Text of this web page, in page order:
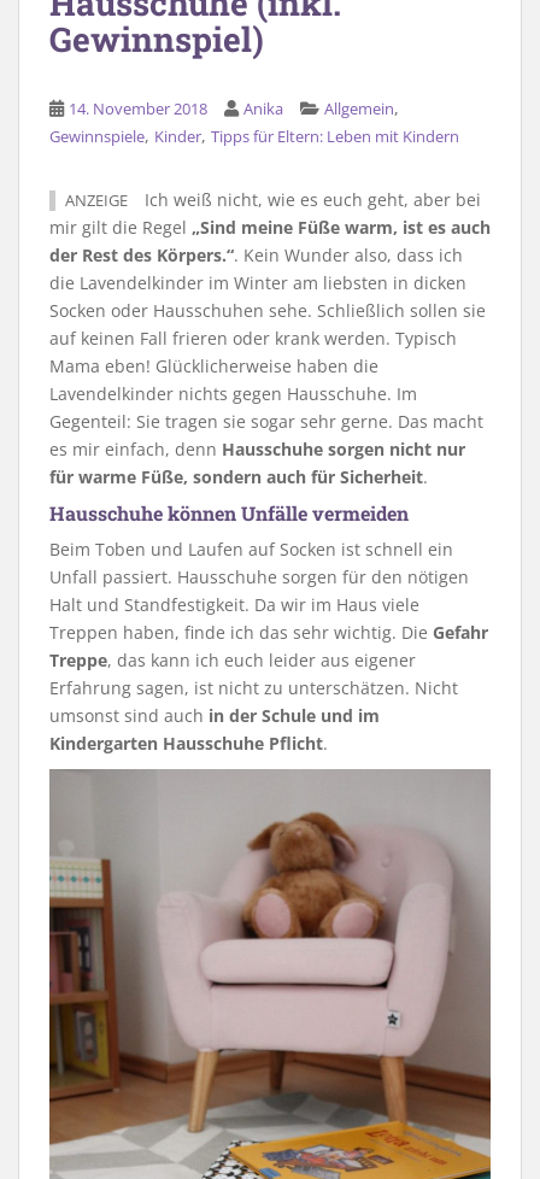
Gewinnspiel)
14. November 2018 Anika Allgemein,
Gewinnspiele, Kinder, Tipps für Eltern: Leben mit Kindern
ANZEIGE
Ich weiß nicht, wie es euch geht, aber bei
mir gilt die Regel „Sind meine Füße warm, ist es auch
der Rest des Körpers.“. Kein Wunder also, dass ich
die Lavendelkinder im Winter am liebsten in dicken
Socken oder Hausschuhen sehe. Schließlich sollen sie
auf keinen Fall frieren oder krank werden. Typisch
Mama eben! Glücklicherweise haben die
Lavendelkinder nichts gegen Hausschuhe. Im
Gegenteil: Sie tragen sie sogar sehr gerne. Das macht
es mir einfach, denn Hausschuhe sorgen nicht nur
für warme Füße, sondern auch für Sicherheit.
Hausschuhe können Unfälle vermeiden
Beim Toben und Laufen auf Socken ist schnell ein
Unfall passiert. Hausschuhe sorgen für den nötigen
Halt und Standfestigkeit. Da wir im Haus viele
Treppen haben, finde ich das sehr wichtig. Die Gefahr
Treppe, das kann ich euch leider aus eigener
Erfahrung sagen, ist nicht zu unterschätzen. Nicht
umsonst sind auch in der Schule und im
Kindergarten Hausschuhe Pflicht.